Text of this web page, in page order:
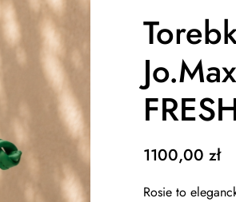
1100,00zł
Rosie to